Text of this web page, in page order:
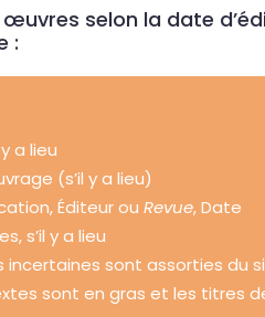
selon la date
:
a lieu
(s’il y a lieu)
Éditeur ou Revue, Date
s’il y a lieu
incertaines sont assorties du
sont en gras et les titres